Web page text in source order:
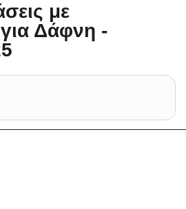
με
Δάφνη -